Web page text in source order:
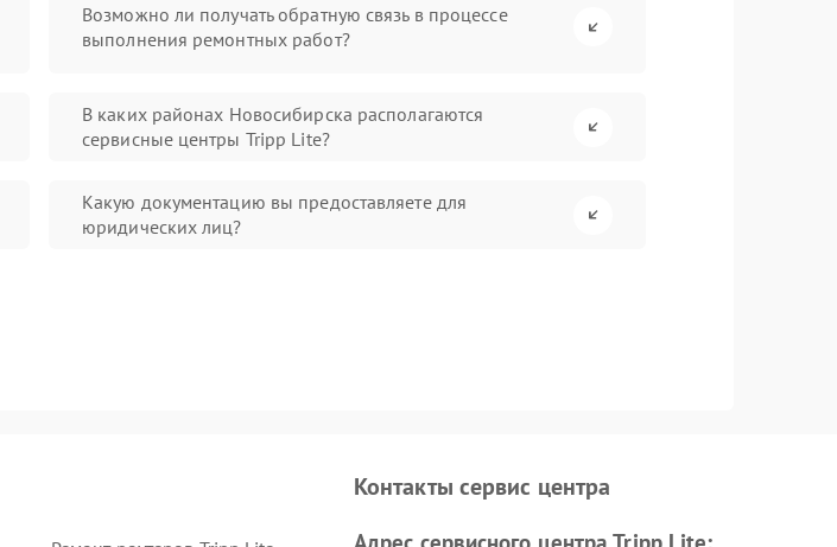
Возможно ли получать обратную связь в процессе
выполнения ремонтных работ?
В каких районах Новосибирска располагаются
сервисные центры Tripp Lite?
Какую документацию вы предоставляете для
юридических лиц?
Контакты сервис центра